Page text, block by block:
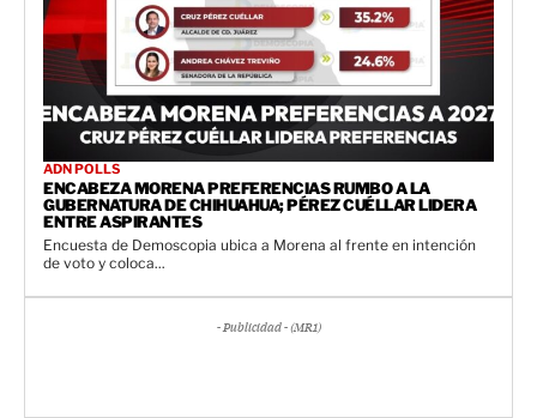
ADN POLLS
ENCABEZA MORENA PREFERENCIAS RUMBO A LA
GUBERNATURA DE CHIHUAHUA; PÉREZ CUÉLLAR LIDERA
ENTRE ASPIRANTES
Encuesta de Demoscopia ubica a Morena al frente en intención
de voto y coloca...
- Publicidad - (MR1)